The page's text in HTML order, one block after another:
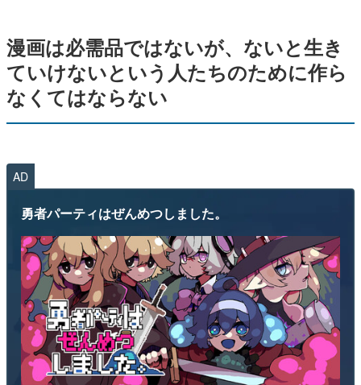
漫画は必需品ではないが、ないと生き
ていけないという人たちのために作ら
なくてはならない
AD
勇者パーティはぜんめつしました。